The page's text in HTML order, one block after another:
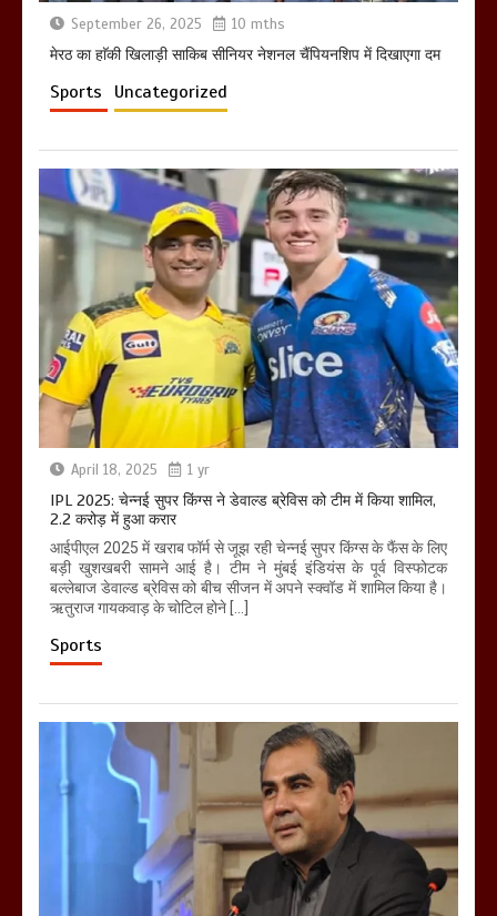
September 26, 2025 10 mths
मेरठ का हाॅकी खिलाड़ी साकिब सीनियर नेशनल चैंपियनशिप में दिखाएगा दम
Sports Uncategorized
April 18, 2025 1 yr
IPL 2025: चेन्नई सुपर किंग्स ने डेवाल्ड ब्रेविस को टीम में किया शामिल,
2.2 करोड़ में हुआ करार
आईपीएल 2025 में खराब फॉर्म से जूझ रही चेन्नई सुपर किंग्स के फैंस के लिए
बड़ी खुशखबरी सामने आई है। टीम ने मुंबई इंडियंस के पूर्व विस्फोटक
बल्लेबाज डेवाल्ड ब्रेविस को बीच सीजन में अपने स्क्वॉड में शामिल किया है।
ऋतुराज गायकवाड़ के चोटिल होने […]
Sports